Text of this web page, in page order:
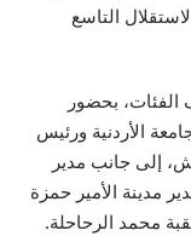
التاسع
من مختلف الفئات، بحضور
الأردنية ورئيس
إلى جانب مدير
مدينة الأمير حمزة
محمد الرحاحلة.